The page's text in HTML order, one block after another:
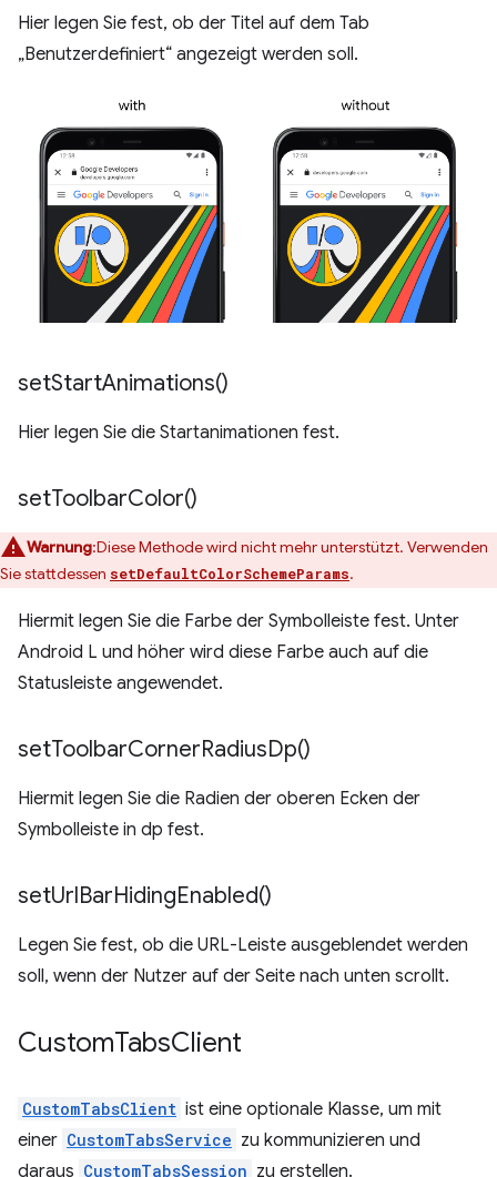
Hier legen Sie fest, ob der Titel auf dem Tab
„Benutzerdefiniert“ angezeigt werden soll.
setStartAnimations()
Hier legen Sie die Startanimationen fest.
setToolbarColor()
Warnung:Diese Methode wird nicht mehr unterstützt. Verwenden
Sie stattdessen setDefaultColorSchemeParams.
Hiermit legen Sie die Farbe der Symbolleiste fest. Unter
Android L und höher wird diese Farbe auch auf die
Statusleiste angewendet.
setToolbarCornerRadiusDp()
Hiermit legen Sie die Radien der oberen Ecken der
Symbolleiste in dp fest.
setUrlBarHidingEnabled()
Legen Sie fest, ob die URL-Leiste ausgeblendet werden
soll, wenn der Nutzer auf der Seite nach unten scrollt.
CustomTabsClient
CustomTabsClient ist eine optionale Klasse, um mit
einer CustomTabsService zu kommunizieren und
daraus CustomTabsSession zu erstellen.